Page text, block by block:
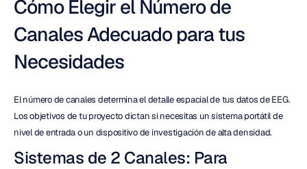
Cómo Elegir el Número de
Canales Adecuado para tus
Necesidades
El número de canales determina el detalle espacial de tus datos de EEG.
Los objetivos de tu proyecto dictan si necesitas un sistema portátil de
nivel de entrada o un dispositivo de investigación de alta densidad.
Sistemas de 2 Canales: Para